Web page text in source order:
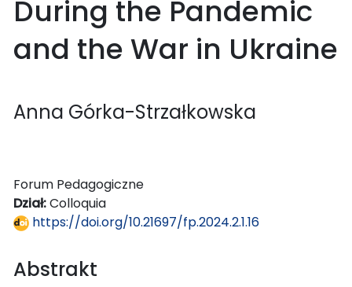
During the Pandemic
and the War in Ukraine
Anna Górka-Strzałkowska
Forum Pedagogiczne
Dział:Colloquia
https://doi.org/10.21697/fp.2024.2.1.16
Abstrakt